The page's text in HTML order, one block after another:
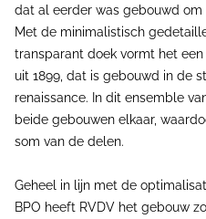
dat al eerder was gebouwd
Met de minimalistisch
transparant doek vormt het
uit 1899, dat is gebouwd in de
renaissance. In dit ensemble
beide gebouwen elkaar,
som van de delen.
Geheel in lijn met de
BPO heeft RVDV het gebouw